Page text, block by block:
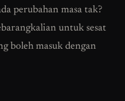
perubahan masa tak?
untuk sesat
boleh masuk dengan